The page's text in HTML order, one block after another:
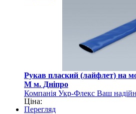
Рукав плаский (лайфлет) на
M м. Дніпро
Компанія Укр-Флекс Ваш
рукавів та шлангів
Ціна:
Перегляд